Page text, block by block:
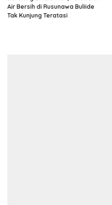
Air Bersih di Rusunawa Buliide
Tak Kunjung Teratasi